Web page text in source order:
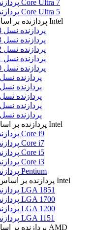
پردازنده Core Ultra 7
پردازنده Core Ultra 5
پردازنده بر اساس نسل Intel
پردازنده نسل 14
پردازنده نسل 13
پردازنده نسل 12
پردازنده نسل 11
پردازنده نسل 10
پردازنده نسل 9
پردازنده نسل 8
پردازنده نسل 7
پردازنده نسل 6
پردازنده نسل 4
پردازنده بر اساس مدل Intel
پردازنده Core i9
پردازنده Core i7
پردازنده Core i5
پردازنده Core i3
پردازنده Pentium
پردازنده بر اساس سوکت Intel
پردازنده LGA 1851
پردازنده LGA 1700
پردازنده LGA 1200
پردازنده LGA 1151
پردازنده بر اساس مدل AMD